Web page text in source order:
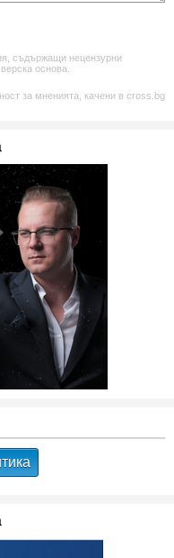
съдържащи нецензурни
основа.
за мненията, качени в cross.bg